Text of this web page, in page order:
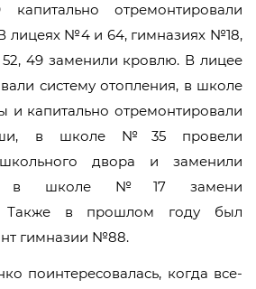
отремонтировали
лицеях №4 и 64, гимназиях №18,
49 заменили кровлю. В лицее
систему отопления, в школе
капитально отремонтировали
в школе №35 провели
школьного двора и заменили
а в школе №17 замени
Также в прошлом году был
гимназии №88.
поинтересовалась, когда все-